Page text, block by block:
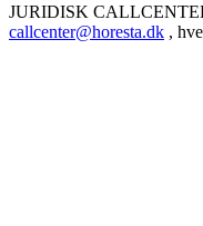
JURIDISK
callcenter@horesta.dk ,